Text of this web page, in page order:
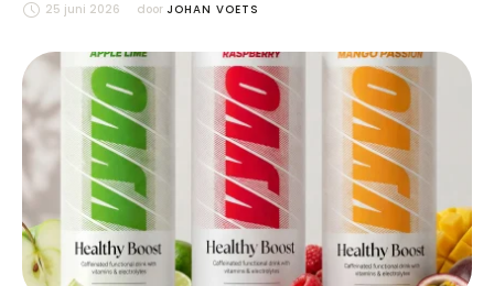
25 juni 2026 door JOHAN VOETS